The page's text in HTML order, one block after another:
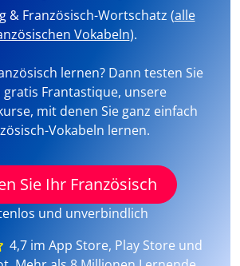
& Französisch-Wortschatz (alle
Vokabeln).
lernen? Dann testen Sie
gratis Frantastique, unsere
mit denen Sie ganz einfach
Vokabeln lernen.
Sie Ihr Französisch
und unverbindlich
4,7 im App Store, Play Store und